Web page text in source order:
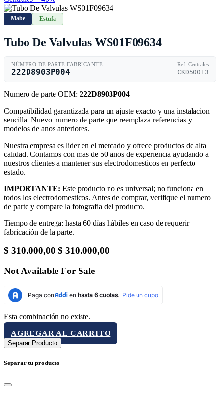
Mabe Estufa
Tubo De Valvulas WS01F09634
NÚMERO DE PARTE FABRICANTE
222D8903P004
Ref. Centrales
CKD50013
Numero de parte OEM: 222D8903P004
Compatibilidad garantizada para un ajuste exacto y una instalacion
sencilla. Nuevo numero de parte que reemplaza referencias y
modelos de anos anteriores.
Nuestra empresa es lider en el mercado y ofrece productos de alta
calidad. Contamos con mas de 50 anos de experiencia ayudando a
nuestros clientes a mantener sus electrodomesticos en perfecto
estado.
IMPORTANTE: Este producto no es universal; no funciona en
todos los electrodomesticos. Antes de comprar, verifique el numero
de parte y compare la fotografia del producto.
Tiempo de entrega: hasta 60 días hábiles en caso de requerir
fabricación de la parte.
$ 310.000,00 $310.000,00
Not Available For Sale
Esta combinación no existe.
AGREGAR AL CARRITO
Separar Producto
Separar tu producto